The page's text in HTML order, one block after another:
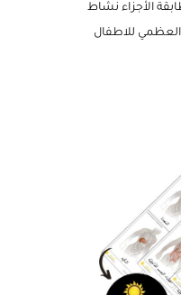
الأجزاء
الأجزاء نشاط
للاطفال